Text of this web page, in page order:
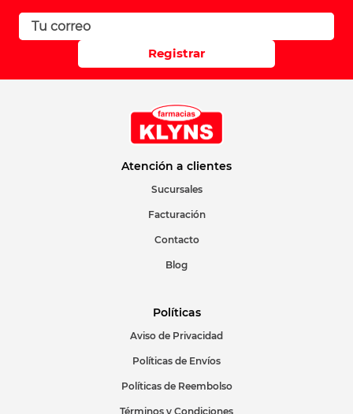
Califique el producto de 1 a 5 estrellas
Correo electrónico
ENVIAR COMENTARIO
Registrar
Atención a clientes
Sucursales
Facturación
Contacto
Blog
Políticas
Aviso de Privacidad
Políticas de Envíos
Políticas de Reembolso
Términos y Condiciones